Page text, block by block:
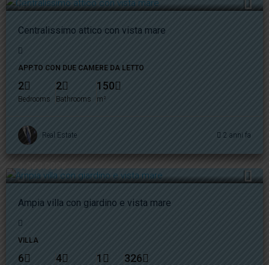
Centralissimo attico con vista mare
APP.TO CON DUE CAMERE DA LETTO
2
Bedrooms
2
Bathrooms
150
m²
Real Estate 2 anni fa
1.200.000€
Ampia villa con giardino e vista mare
VILLA
6 4 1 326